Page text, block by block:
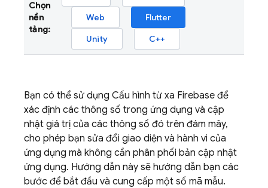
Chọn
nền
tảng:
Web
Flutter
Unity
C++
Bạn có thể sử dụng Cấu hình từ xa Firebase để
xác định các thông số trong ứng dụng và cập
nhật giá trị của các thông số đó trên đám mây,
cho phép bạn sửa đổi giao diện và hành vi của
ứng dụng mà không cần phân phối bản cập nhật
ứng dụng. Hướng dẫn này sẽ hướng dẫn bạn các
bước để bắt đầu và cung cấp một số mã mẫu.